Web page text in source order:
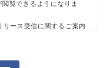
覧できるようになりま
リース受信に関するご案内